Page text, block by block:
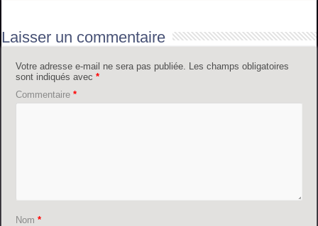
Laisser un commentaire
Votre adresse e-mail ne sera pas publiée.
Les champs obligatoires
sont indiqués avec*
Commentaire*
Nom*